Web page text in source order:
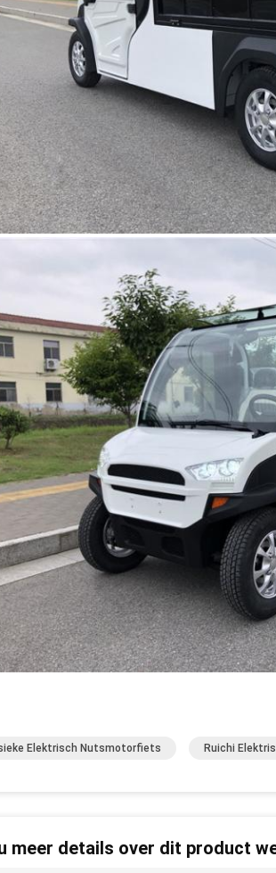
Elektrisch Nutsmotorfiets Ruichi
meer details over dit product